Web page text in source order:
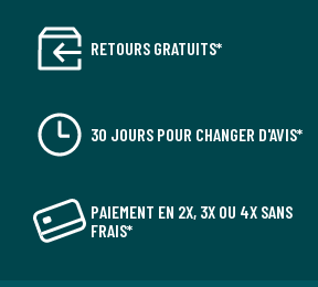
RETOURS GRATUITS*
30 JOURS POUR CHANGER D'AVIS*
PAIEMENT EN 2X, 3X OU 4X SANS
FRAIS*